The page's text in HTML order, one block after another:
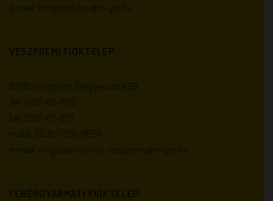
e-mail:
VESZPRÉMI FIÓKTELEP
8200 Veszprém, Fenyves utca 99.
Tel.:
fax:
mobil:
e-mail:
FEHÉRGYARMATI FIÓKTELEP